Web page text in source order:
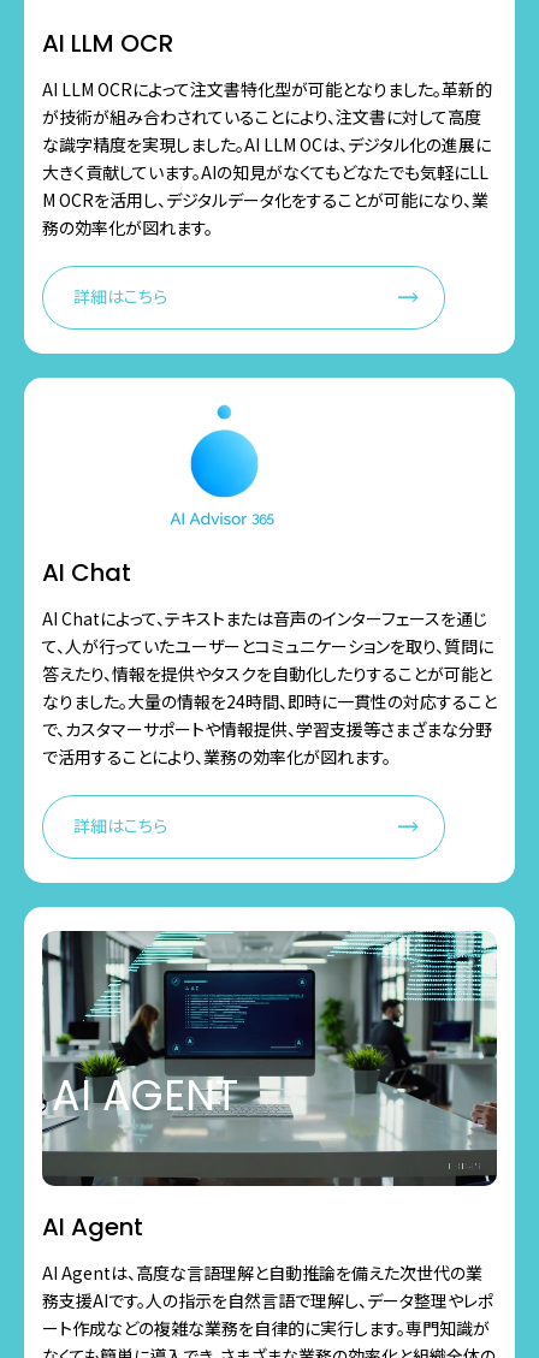
AI LLM OCR
AI LLM OCRによって注文書特化型が可能となりました。革新的
が技術が組み合わされていることにより、注文書に対して高度
な識字精度を実現しました。AI LLM OCは、デジタル化の進展に
大きく貢献しています。AIの知見がなくてもどなたでも気軽にLL
M OCRを活用し、デジタルデータ化をすることが可能になり、業
務の効率化が図れます。
詳細はこちら
AI Chat
AI Chatによって、テキストまたは音声のインターフェースを通じ
て、人が行っていたユーザーとコミュニケーションを取り、質問に
答えたり、情報を提供やタスクを自動化したりすることが可能と
なりました。大量の情報を24時間、即時に一貫性の対応すること
で、カスタマーサポートや情報提供、学習支援等さまざまな分野
で活用することにより、業務の効率化が図れます。
詳細はこちら
AI AGENT
AI Agent
AI Agentは、高度な言語理解と自動推論を備えた次世代の業
務支援AIです。人の指示を自然言語で理解し、データ整理やレポ
ート作成などの複雑な業務を自律的に実行します。専門知識が